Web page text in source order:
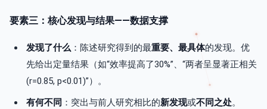
要素三：核心发现与结果——数据支撑
发现了什么 ：陈述研究得到的最重要、最具体的发现。优
先给出定量结果（如“效率提高了30%”、“两者呈显著正相关
(r=0.85, p<0.01)”）。
有何不同 ：突出与前人研究相比的新发现或不同之处。